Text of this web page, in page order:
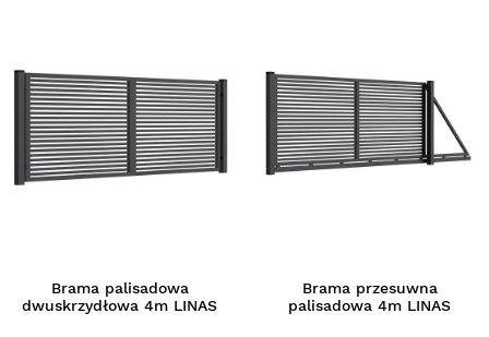
Brama palisadowa
dwuskrzydłowa 4m LINAS
Brama przesuwna
palisadowa 4m LINAS